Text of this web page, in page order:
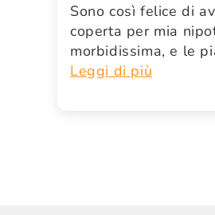
Sono così felice di
coperta per mia
morbidissima, e le
Leggi di più